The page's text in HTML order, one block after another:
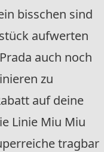
bisschen sind
aufwerten
auch noch
zu
auf deine
Linie Miu Miu
tragbar